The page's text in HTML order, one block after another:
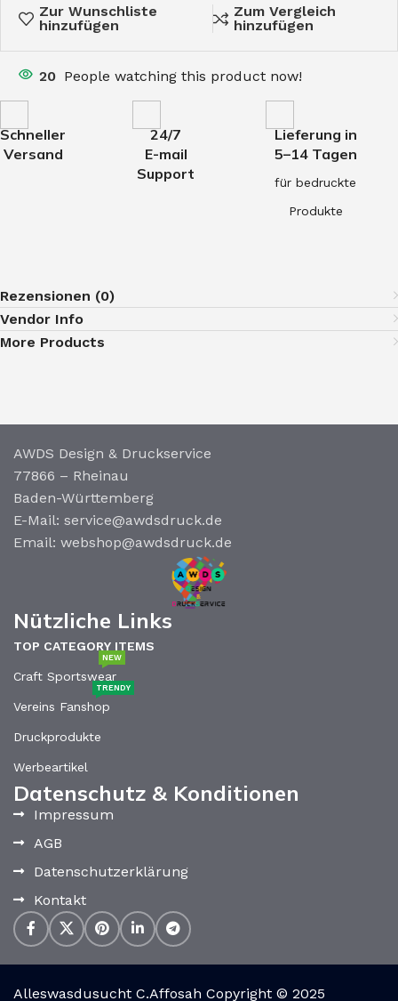
Zur Wunschliste
hinzufügen
Zum Vergleich
hinzufügen
20 People watching this product now!
Schneller
Versand
24/7
E-mail
Support
Lieferung in
5–14 Tagen
für bedruckte
Produkte
Rezensionen (0)
Vendor Info
More Products
AWDS Design & Druckservice
77866 – Rheinau
Baden-Württemberg
E-Mail: service@awdsdruck.de
Email: webshop@awdsdruck.de
Nützliche Links
TOP CATEGORY ITEMS
Craft Sportswear
NEW
Vereins Fanshop
TRENDY
Druckprodukte
Werbeartikel
Datenschutz & Konditionen
Impressum
AGB
Datenschutzerklärung
Kontakt
Alleswasdusucht C.Affosah Copyright © 2025